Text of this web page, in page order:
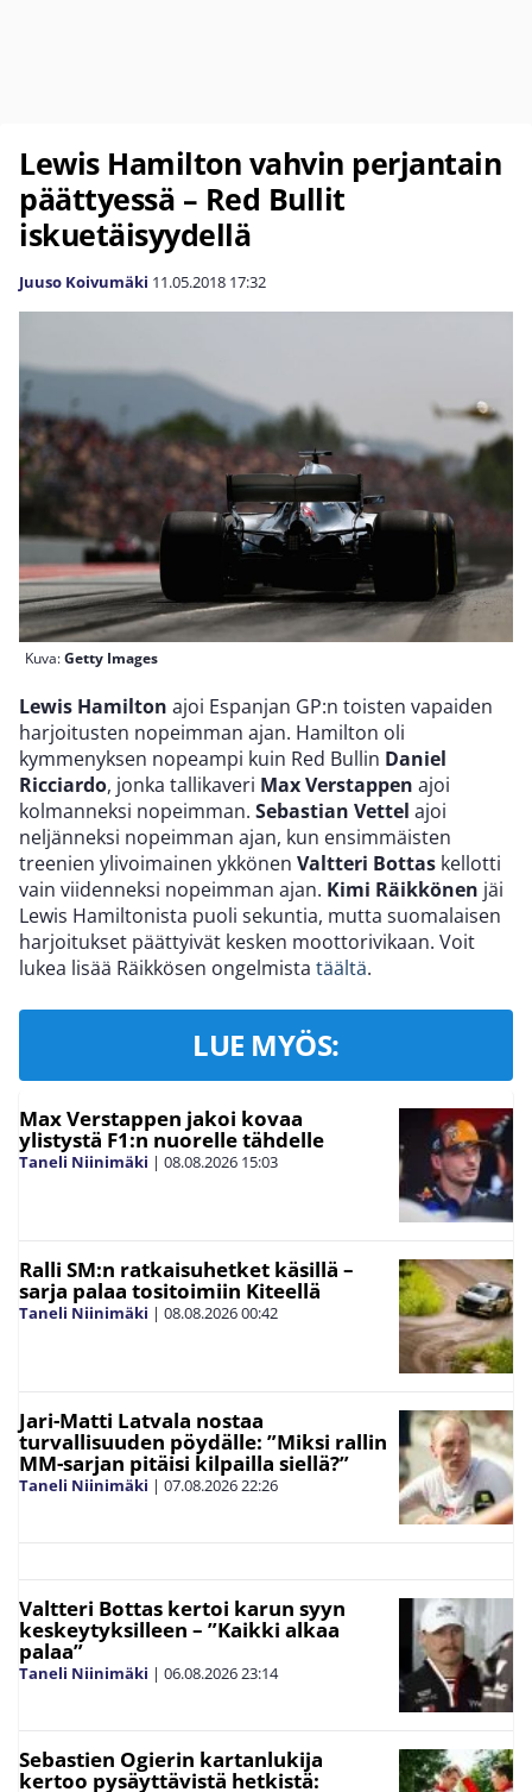
Lewis Hamilton vahvin perjantain
päättyessä – Red Bullit
iskuetäisyydellä
Juuso Koivumäki 11.05.2018 17:32
Kuva:Getty Images
Lewis Hamilton ajoi Espanjan GP:n toisten vapaiden
harjoitusten nopeimman ajan. Hamilton oli
kymmenyksen nopeampi kuin Red Bullin Daniel
Ricciardo, jonka tallikaveri Max Verstappen ajoi
kolmanneksi nopeimman. Sebastian Vettel ajoi
neljänneksi nopeimman ajan, kun ensimmäisten
treenien ylivoimainen ykkönen Valtteri Bottas kellotti
vain viidenneksi nopeimman ajan. Kimi Räikkönen jäi
Lewis Hamiltonista puoli sekuntia, mutta suomalaisen
harjoitukset päättyivät kesken moottorivikaan. Voit
lukea lisää Räikkösen ongelmista täältä.
LUE MYÖS:
Max Verstappen jakoi kovaa
ylistystä F1:n nuorelle tähdelle
Taneli Niinimäki | 08.08.2026 15:03
Ralli SM:n ratkaisuhetket käsillä –
sarja palaa tositoimiin Kiteellä
Taneli Niinimäki | 08.08.202600:42
Jari-Matti Latvala nostaa
turvallisuuden pöydälle: ”Miksi rallin
MM-sarjan pitäisi kilpailla siellä?”
Taneli Niinimäki | 07.08.202622:26
Valtteri Bottas kertoi karun syyn
keskeytyksilleen – ”Kaikki alkaa
palaa”
Taneli Niinimäki | 06.08.202623:14
Sebastien Ogierin kartanlukija
kertoo pysäyttävistä hetkistä: